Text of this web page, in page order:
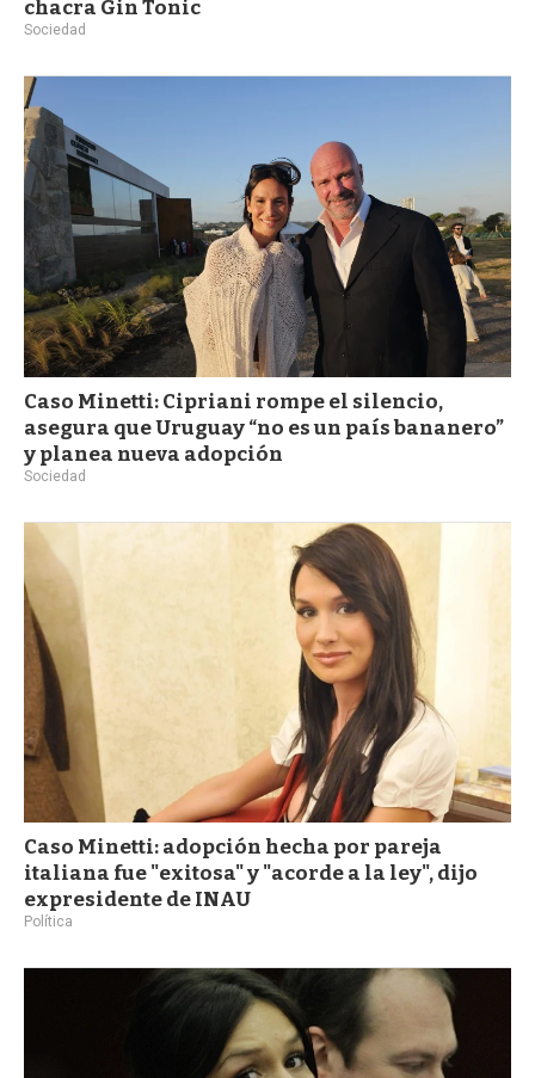
chacra Gin Tonic
Sociedad
Caso Minetti: Cipriani rompe el silencio,
asegura que Uruguay “no es un país bananero”
y planea nueva adopción
Sociedad
Caso Minetti: adopción hecha por pareja
italiana fue "exitosa" y "acorde a la ley", dijo
expresidente de INAU
Política